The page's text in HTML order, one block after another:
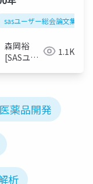
sasユーザー総会論文集
森岡裕
[SASユー
1.1K
薬品開発
析